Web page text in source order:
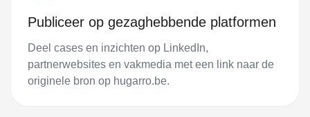
Publiceer op gezaghebbende platformen
Deel cases en inzichten op LinkedIn,
partnerwebsites en vakmedia met een link naar de
originele bron op hugarro.be.